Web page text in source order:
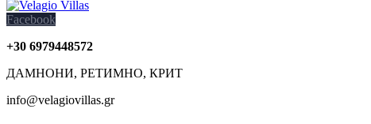
Facebook
+30 6979448572
ДАМНОНИ, РЕТИМНО, КРИТ
info@velagiovillas.gr